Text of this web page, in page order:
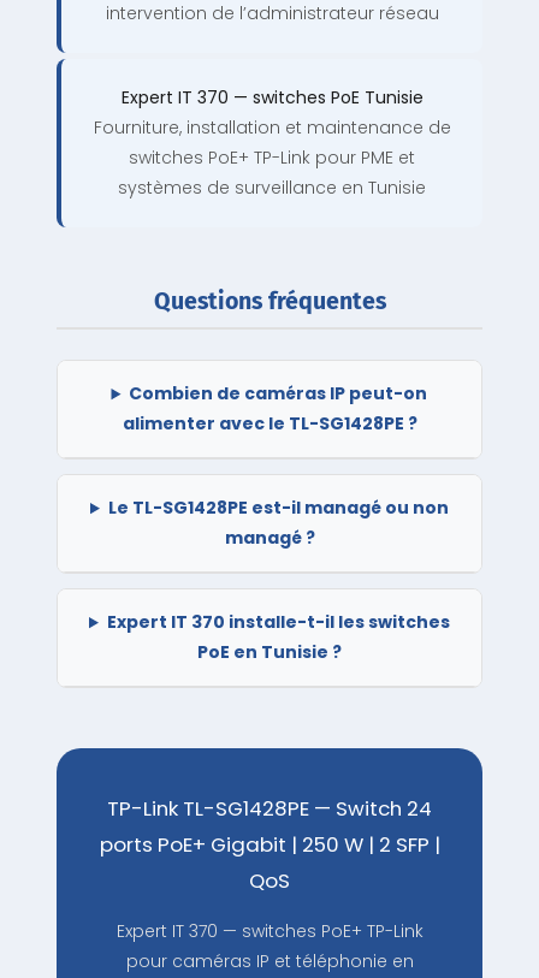
intervention de l’administrateur réseau
Expert IT 370 — switches PoE Tunisie
Fourniture, installation et maintenance de
switches PoE+ TP-Link pour PME et
systèmes de surveillance en Tunisie
Questions fréquentes
Combien de caméras IP peut-on
alimenter avec le TL-SG1428PE ?
Le TL-SG1428PE est-il managé ou non
managé ?
Expert IT 370 installe-t-il les switches
PoE en Tunisie ?
TP-Link TL-SG1428PE — Switch 24
ports PoE+ Gigabit | 250 W | 2 SFP |
QoS
Expert IT 370 — switches PoE+ TP-Link
pour caméras IP et téléphonie en